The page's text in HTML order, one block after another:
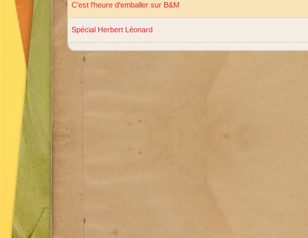
C'est l'heure d'emballer sur B&M
Spécial Herbert Léonard